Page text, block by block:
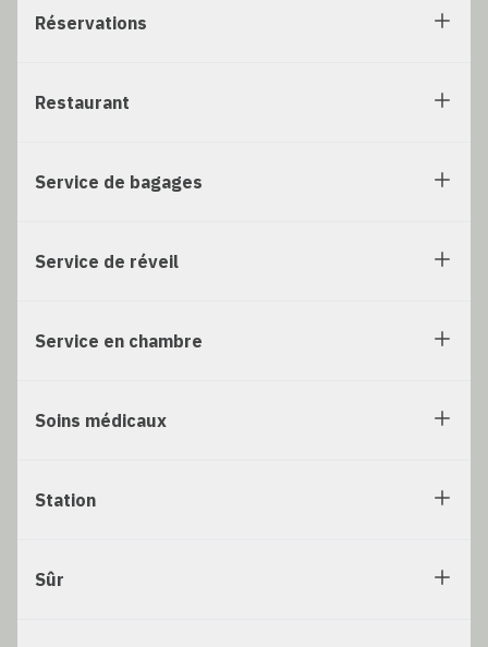
Réservations
Restaurant
Service de bagages
Service de réveil
Service en chambre
Soins médicaux
Station
Sûr